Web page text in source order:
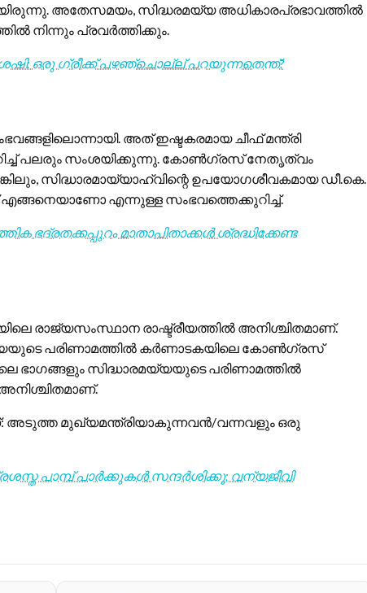
അതേസമയം, സിദ്ധരമയ്യ അധികാരപ്രഭാവത്തിൽ
നിന്നും പ്രവർത്തിക്കും.
ഒരു ഗ്രീക്ക് പഴഞ്ചൊല്ല് പറയുന്നതെന്ത്?
അത് ഇഷ്ടകരമായ ചീഫ് മന്ത്രി
പലരും സംശയിക്കുന്നു. കോൺഗ്രസ് നേതൃത്വം
സിദ്ധാരമായ്യാഹ്‍വിന്റെ ഉപയോഗശീവകമായ ഡീ.കെ.
എങ്ങനെയാണോ എന്നുള്ള സംഭവത്തെക്കുറിച്ച്.
ഭദ്രതക്കപ്പുറം മാതാപിതാക്കൾ ശ്രദ്ധിക്കേണ്ട
രാജ്യസംസ്ഥാന രാഷ്ട്രീയത്തിൽ അനിശ്ചിതമാണ്.
പരിണാമത്തിൽ കർണാടകയിലെ കോൺഗ്രസ്
ഭാഗങ്ങളും സിദ്ധാരമയ്യയുടെ പരിണാമത്തിൽ
അടുത്ത മുഖ്യമന്ത്രിയാകുന്നവൻ/വന്നവളും ഒരു
പാമ്പ് പാർക്കുകൾ സന്ദർശിക്കൂ; വന്യജീവി